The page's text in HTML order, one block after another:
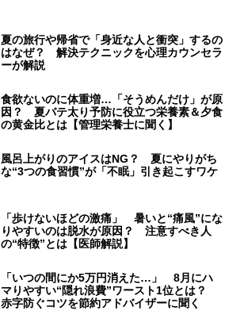
夏の旅行や帰省で「身近な人と衝突」するの
はなぜ？ 解決テクニックを心理カウンセラ
ーが解説
食欲ないのに体重増…「そうめんだけ」が原
因？ 夏バテ太り予防に役立つ栄養素＆夕食
の黄金比とは【管理栄養士に聞く】
風呂上がりのアイスはNG？ 夏にやりがち
な“3つの食習慣”が「不眠」引き起こすワケ
「歩けないほどの激痛」 暑いと“痛風”にな
りやすいのは脱水が原因？ 注意すべき人
の“特徴”とは【医師解説】
「いつの間にか5万円消えた…」 8月にハ
マりやすい“隠れ浪費”ワースト1位とは？
赤字防ぐコツを節約アドバイザーに聞く